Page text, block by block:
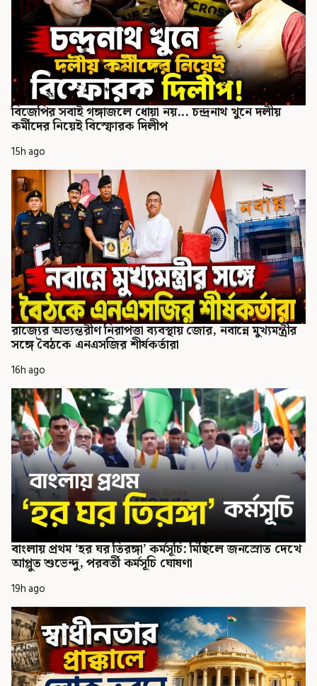
বিজেপির সবাই গঙ্গাজলে ধোয়া নয়... চন্দ্রনাথ খুনে দলীয়
কর্মীদের নিয়েই বিস্ফোরক দিলীপ
15h ago
রাজ্যের অভ্যন্তরীণ নিরাপত্তা ব্যবস্থায় জোর, নবান্নে মুখ্যমন্ত্রীর
সঙ্গে বৈঠকে এনএসজির শীর্ষকর্তারা
16h ago
বাংলায় প্রথম ‘হর ঘর তিরঙ্গা’ কর্মসূচি: মিছিলে জনস্রোত দেখে
আপ্লুত শুভেন্দু, পরবর্তী কর্মসূচি ঘোষণা
19h ago